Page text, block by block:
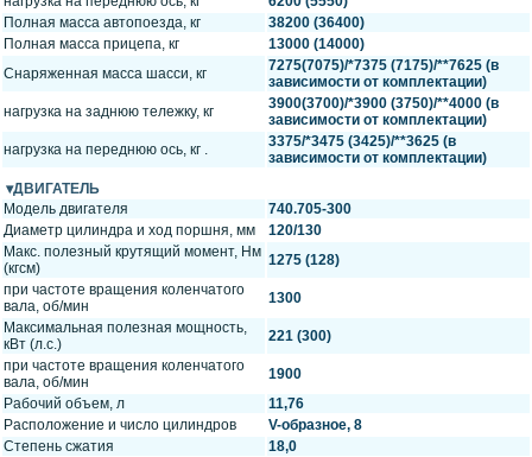
Полная масса автопоезда, кг
38200 (36400)
Полная масса прицепа, кг
13000 (14000)
Снаряженная масса шасси, кг
7275(7075)/*7375 (7175)/**7625 (в
зависимости от комплектации)
нагрузка на заднюю тележку, кг
3900(3700)/*3900 (3750)/**4000 (в
зависимости от комплектации)
нагрузка на переднюю ось, кг .
3375/*3475 (3425)/**3625 (в
зависимости от комплектации)
ДВИГАТЕЛЬ
Модель двигателя
740.705-300
Диаметр цилиндра и ход поршня, мм
120/130
Макс. полезный крутящий момент, Нм
(кгсм)
1275 (128)
при частоте вращения коленчатого
вала, об/мин
1300
Максимальная полезная мощность,
кВт (л.с.)
221 (300)
при частоте вращения коленчатого
вала, об/мин
1900
Рабочий объем, л
11,76
Расположение и число цилиндров
V-образное, 8
Степень сжатия
18,0